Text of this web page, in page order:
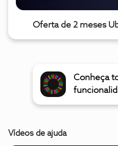
Oferta de 2 meses
Conheça
Vídeos de ajuda